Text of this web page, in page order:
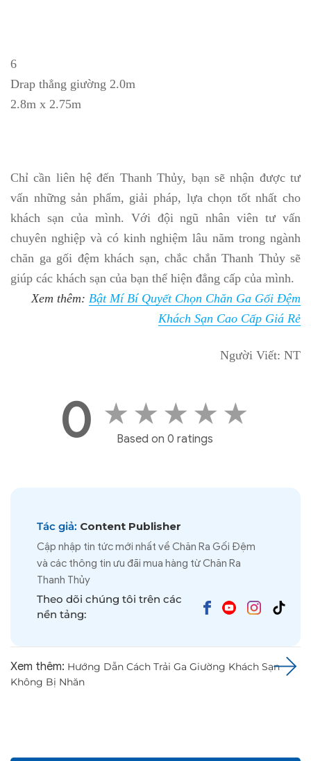
6
Drap thẳng giường 2.0m
2.8m x 2.75m
Chỉ cần liên hệ đến Thanh Thủy, bạn sẽ nhận được tư
vấn những sản phẩm, giải pháp, lựa chọn tốt nhất cho
khách sạn của mình. Với đội ngũ nhân viên tư vấn
chuyên nghiệp và có kinh nghiệm lâu năm trong ngành
chăn ga gối đệm khách sạn, chắc chắn Thanh Thủy sẽ
giúp các khách sạn của bạn thể hiện đẳng cấp của mình.
Xem thêm: Bật Mí Bí Quyết Chọn Chăn Ga Gối Đệm
Khách Sạn Cao Cấp Giá Rẻ
Người Viết: NT
0 ★ ★ ★ ★ ★
Based on 0 ratings
Tác giả: Content Publisher
Cập nhập tin tức mới nhất về Chăn Ra Gối Đệm
và các thông tin ưu đãi mua hàng từ Chăn Ra
Thanh Thủy
Theo dõi chúng tôi trên các
nền tảng:
Xem thêm: Hướng Dẫn Cách Trải Ga Giường Khách Sạn
Không Bị Nhăn